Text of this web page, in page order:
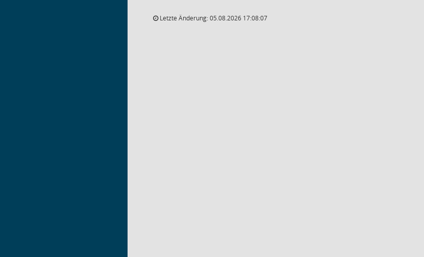
Letzte Änderung: 05.08.2026 17:08:07